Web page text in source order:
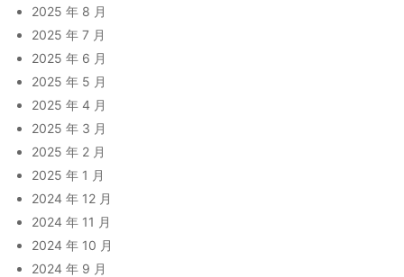
2025 年 8 月
2025 年 7 月
2025 年 6 月
2025 年 5 月
2025 年 4 月
2025 年 3 月
2025 年 2 月
2025 年 1 月
2024 年 12 月
2024 年 11 月
2024 年 10 月
2024 年 9 月